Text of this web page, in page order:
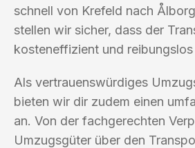
schnell von Krefeld nach
stellen wir sicher, dass der
kosteneffizient und
Als vertrauenswürdiges
bieten wir dir zudem einen
an. Von der fachgerechten
Umzugsgüter über den